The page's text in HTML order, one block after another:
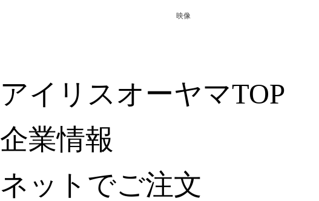
アイリスオーヤマTOP
企業情報
ネットでご注文
映像